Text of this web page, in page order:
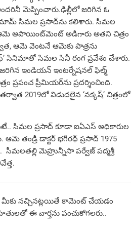
మెప్పించారు.ఢిల్లీలో జరిగిన ఓ
సిమల ప్రసాద్‌ను కలిశారు. సిమల
అపాయింట్‌మెంట్ అడిగారు అతని చిత్రం
ఆమె వెంటనే ఆమెకు పాత్రను
సినిమాతో సిమల సినీ రంగ ప్రవేశం చేశారు.
ఇండియన్ ఇంటర్నేషనల్ ఫిల్మ్
ప్రపంచ ప్రీమియర్‌ను ప్రదర్శించింది.
2019లో విడుదలైన ‘నక్కష్‌’ చిత్రంలో
సిమ‌ల‌ ప్రసాద్ కూడా ఐఏఎస్ అధికారుల
ఆమె తండ్రి డాక్టర్ భగీరథ్ ప్రసాద్ 1975
మెహ్రున్నీసా పర్వేజ్ పద్మశ్రీ
నచ్చినట్లయితే కామెంట్ చేయడం
ఈ వార్తను పంచుకోగలరు..